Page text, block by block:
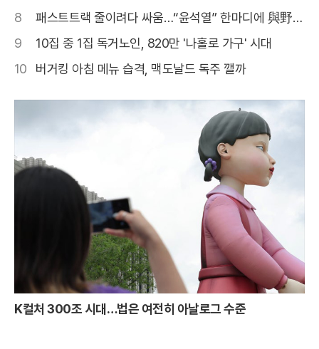
고전
8
패스트트랙 줄이려다 싸움…“윤석열” 한마디에 與野
고성
9
10집 중 1집 독거노인, 820만 '나홀로 가구' 시대
10
버거킹 아침 메뉴 습격, 맥도날드 독주 깰까
K컬처 300조 시대…법은 여전히 아날로그 수준